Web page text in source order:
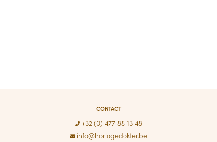
CONTACT
+32 (0) 477 88 13 48
info@horlogedokter.be